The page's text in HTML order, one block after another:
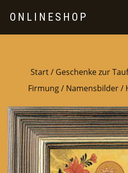
ONLINESHOP
Start/ Geschenke zur
Firmung/ Namensbilder/